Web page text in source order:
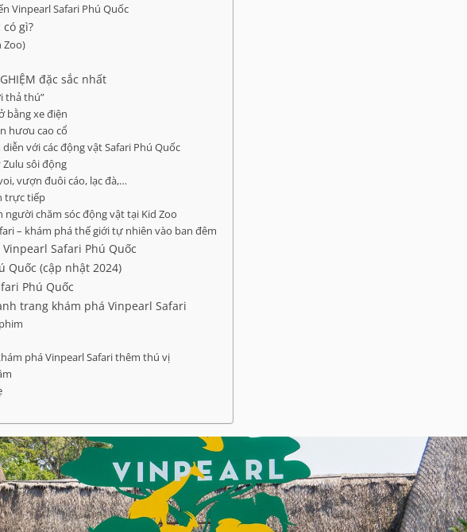
Vinpearl Safari Phú Quốc
gì?
Zoo)
đặc sắc nhất
thả thú”
bằng xe điện
hươu cao cổ
với các động vật Safari Phú Quốc
sôi động
vượn đuôi cáo, lạc đà,…
trực tiếp
chăm sóc động vật tại Kid Zoo
– khám phá thế giới tự nhiên vào ban đêm
Safari Phú Quốc
Quốc (cập nhật 2024)
Phú Quốc
trang khám phá Vinpearl Safari
phá Vinpearl Safari thêm thú vị